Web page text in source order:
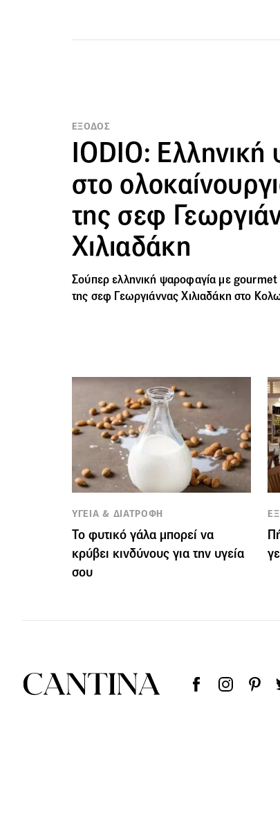
ΕΞΟΔΟΣ
IODIO:
στο
της σεφ
Χιλιαδάκη
Σούπερ ελληνική ψαροφαγία με gourmet
της σεφ Γεωργιάννας Χιλιαδάκη στο
ΥΓΕΙΑ & ΔΙΑΤΡΟΦΗ
Το φυτικό γάλα μπορεί να
κρύβει κινδύνους για την υγεία
σου